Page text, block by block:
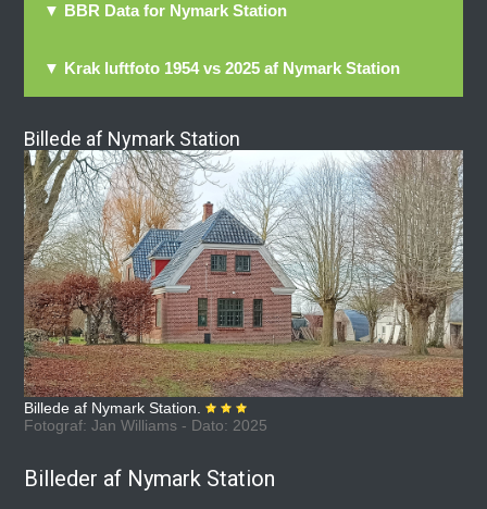
▼ BBR Data for Nymark Station
▼ Krak luftfoto 1954 vs 2025 af Nymark Station
Billede af Nymark Station
Billede af Nymark Station.
Fotograf: Jan Williams - Dato: 2025
Billeder af Nymark Station